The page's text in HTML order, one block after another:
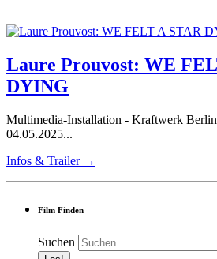
Laure Prouvost: WE
DYING
Multimedia-Installation - Kraftwerk
04.05.2025...
Infos & Trailer →
Film Finden
Suchen